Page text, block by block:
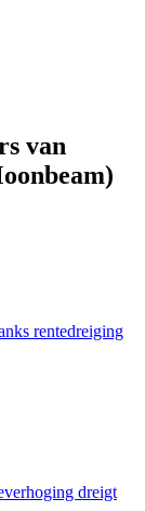
van
rentedreiging
dreigt